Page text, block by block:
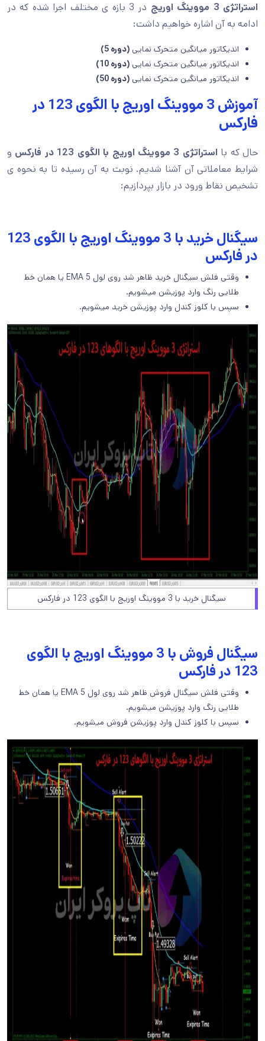
استراتژی 3 مووینگ اوریج
در 3 بازه ی مختلف اجرا شده که در
ادامه به آن اشاره خواهیم داشت:
اندیکاتور میانگین متحرک نمایی (دوره 5)
اندیکاتور میانگین متحرک نمایی (دوره 10)
اندیکاتور میانگین متحرک نمایی (دوره 50)
آموزش 3 مووینگ اوریج با الگوی 123 در
فارکس
حال که با استراتژی 3 مووینگ اوریج با الگوی 123 در فارکس
و
شرایط معاملاتی آن آشنا شدیم. نوبت به آن رسیده تا به نحوه ی
تشخیص نقاط ورود در بازار بپردازیم:
سیگنال خرید با 3 مووینگ اوریج با الگوی 123
در فارکس
وقتی فلش سیگنال خرید ظاهر شد روی لول 5 EMA یا همان خط
طلایی رنگ وارد پوزیشن میشویم.
سپس با کلوز کندل وارد پوزیشن خرید میشویم.
سیگنال خرید با 3 مووینگ اوریج با الگوی 123 در فارکس
سیگنال فروش با 3 مووینگ اوریج با الگوی
123 در فارکس
وقتی فلش سیگنال فروش ظاهر شد روی لول 5 EMA یا همان خط
طلایی رنگ وارد پوزیشن میشویم.
سپس با کلوز کندل وارد پوزیشن فروش میشویم.